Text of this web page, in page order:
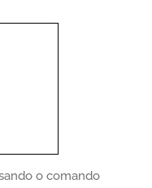
o comando